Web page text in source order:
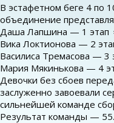
В эстафетном беге 4 по
объединение
Даша Лапшина — 1 этап
Вика Локтионова — 2
Василиса Тремасова — 3
Мария Мякинькова — 4
Девочки без сбоев
заслуженно завоевали
сильнейшей команде
Результат команды —